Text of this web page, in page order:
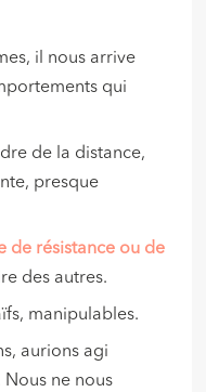
il nous arrive
qui
de la distance,
presque
de résistance ou de
des autres.
manipulables.
aurions agi
ne nous